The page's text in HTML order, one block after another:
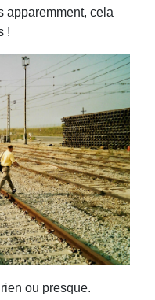
apparemment, cela
!
ou presque.